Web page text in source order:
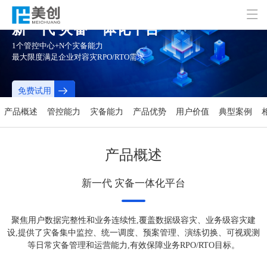

新一代 灾备一体化平台
1个管控中心+N个灾备能力
最大限度满足企业对容灾RPO/RTO需求
免费试用 
产品概述 管控能力 灾备能力 产品优势 用户价值 典型案例
产品概述
新一代 灾备一体化平台
聚焦用户数据完整性和业务连续性,覆盖数据级容灾、业务级容灾建
设,提供了灾备集中监控、统一调度、预案管理、演练切换、可视观测
等日常灾备管理和运营能力,有效保障业务RPO/RTO目标。